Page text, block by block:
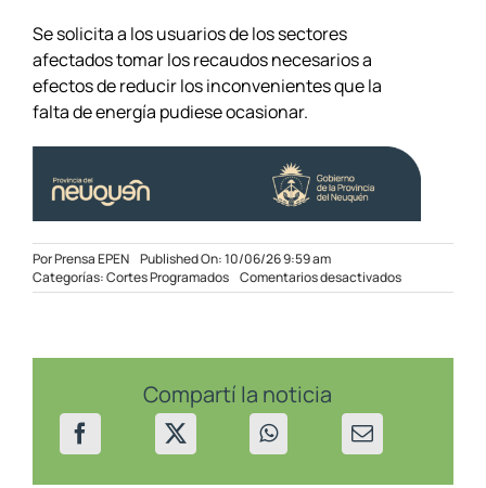
Se solicita a los usuarios de los sectores
afectados tomar los recaudos necesarios a
efectos de reducir los inconvenientes que la
falta de energía pudiese ocasionar.
PorPrensa EPEN Published On: 10/06/26 9:59 am
Categorías:Cortes Programados Comentarios desactivadosen
Corte
Compartí la noticia